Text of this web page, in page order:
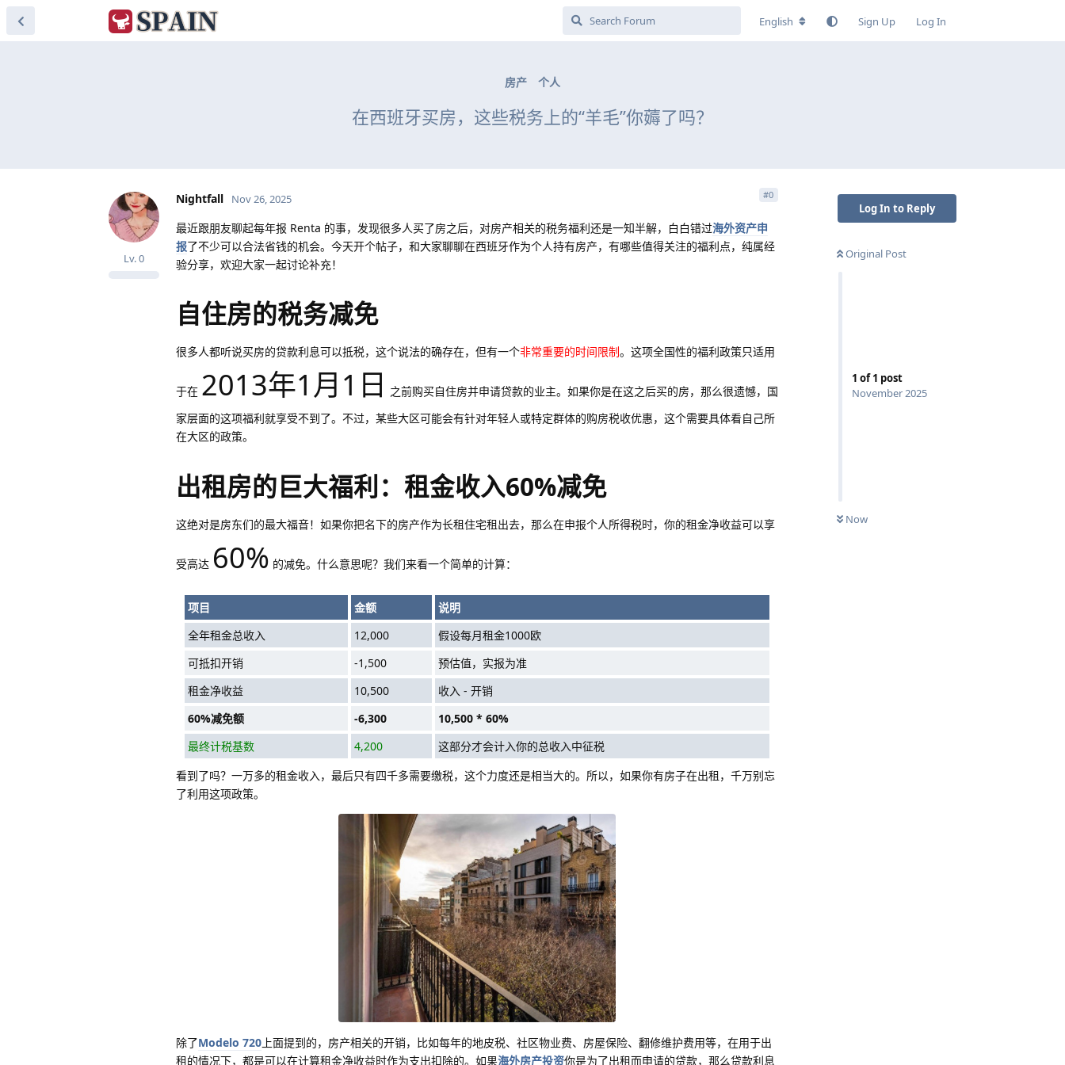
English Sign Up Log In
房产 个人
在西班牙买房，这些税务上的“羊毛”你薅了吗？
Log In to Reply
Original Post
1 of1 post
November 2025
Now
Nightfall
Lv.0
Nov 26, 2025 #0
最近跟朋友聊起每年报 Renta 的事，发现很多人买了房之后，对房产相关的税务福利还是一知半解，白白错过海外资产申
报了不少可以合法省钱的机会。今天开个帖子，和大家聊聊在西班牙作为个人持有房产，有哪些值得关注的福利点，纯属经
验分享，欢迎大家一起讨论补充！
自住房的税务减免
很多人都听说买房的贷款利息可以抵税，这个说法的确存在，但有一个非常重要的时间限制。这项全国性的福利政策只适用
于在 2013年1月1日 之前购买自住房并申请贷款的业主。如果你是在这之后买的房，那么很遗憾，国
家层面的这项福利就享受不到了。不过，某些大区可能会有针对年轻人或特定群体的购房税收优惠，这个需要具体看自己所
在大区的政策。
出租房的巨大福利：租金收入60%减免
这绝对是房东们的最大福音！如果你把名下的房产作为长租住宅租出去，那么在申报个人所得税时，你的租金净收益可以享
受高达 60% 的减免。什么意思呢？我们来看一个简单的计算：
项目 金额
说明
全年租金总收入
12,000
假设每月租金1000欧
可抵扣开销
-1,500
预估值，实报为准
租金净收益
10,500
收入 - 开销
60%减免额
-6,300
10,500 * 60%
最终计税基数
4,200
这部分才会计入你的总收入中征税
看到了吗？一万多的租金收入，最后只有四千多需要缴税，这个力度还是相当大的。所以，如果你有房子在出租，千万别忘
了利用这项政策。
除了Modelo 720 上面提到的，房产相关的开销，比如每年的地皮税、社区物业费、房屋保险、翻修维护费用等，在用于出
租的情况下，都是可以在计算租金净收益时作为支出扣除的。如果海外房产投资你是为了出租而申请的贷款，那么贷款利息